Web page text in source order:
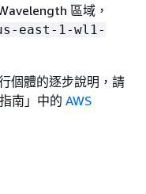
區域，
east-1-wl1-
個體的逐步說明，請
南」 中的 AWS